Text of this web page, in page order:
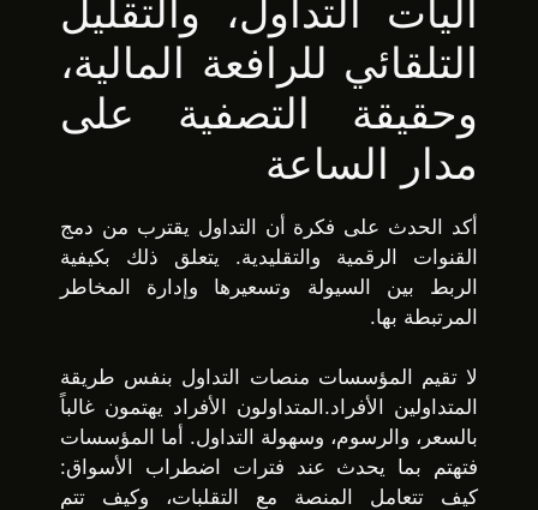
آليات التداول، والتقليل
التلقائي للرافعة المالية،
وحقيقة التصفية على
مدار الساعة
أكد الحدث على فكرة أن التداول يقترب من دمج
القنوات الرقمية والتقليدية. يتعلق ذلك بكيفية
الربط بين السيولة وتسعيرها وإدارة المخاطر
المرتبطة بها.
لا تقيم المؤسسات منصات التداول بنفس طريقة
المتداولين الأفراد.المتداولون الأفراد يهتمون غالباً
بالسعر، والرسوم، وسهولة التداول. أما المؤسسات
فتهتم بما يحدث عند فترات اضطراب الأسواق:
كيف تتعامل المنصة مع التقلبات، وكيف تتم